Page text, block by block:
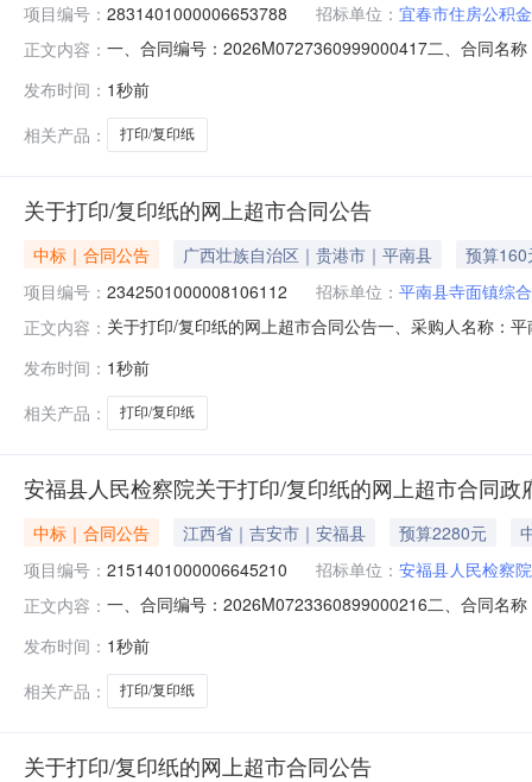
项目编号： 2831401000006653788 招标单位： 宜春市住房公积
正文内容： 一、合同编号：2026M0727360999000417二、合同名
江西省宜春市袁州区彬江镇三姑桥张家店组18号1号店
发布时间： 1秒前
相关产品：
打印/复印纸
关于打印/复印纸的网上超市合同公告
中标｜合同公告 广西壮族自治区｜贵港市｜平南县
预算160
项目编号： 2342501000008106112 招标单位： 平南县寺面镇综
正文内容： 关于打印/复印纸的网上超市合同公告一、采购人名称：
打印/复印纸美心/maxin80GA4箱1.00160160服务要求
发布时间： 1秒前
相关产品：
打印/复印纸
安福县人民检察院关于打印/复印纸的网上超市合同政
中标｜合同公告 江西省｜吉安市｜安福县 预算2280元
项目编号： 2151401000006645210 招标单位： 安福县人民检察院
正文内容： 一、合同编号：2026M0723360899000216二、合同名
吉安市安福县平都镇安平南路东侧联系方式：
发布时间： 1秒前
相关产品：
打印/复印纸
关于打印/复印纸的网上超市合同公告